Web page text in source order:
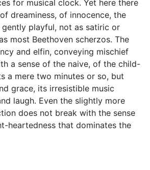
for musical clock. Yet here there
dreaminess, of innocence, the
gently playful, not as satiric or
most Beethoven scherzos. The
and elfin, conveying mischief
a sense of the naive, of the child-
a mere two minutes or so, but
grace, its irresistible music
laugh. Even the slightly more
does not break with the sense
heartedness that dominates the